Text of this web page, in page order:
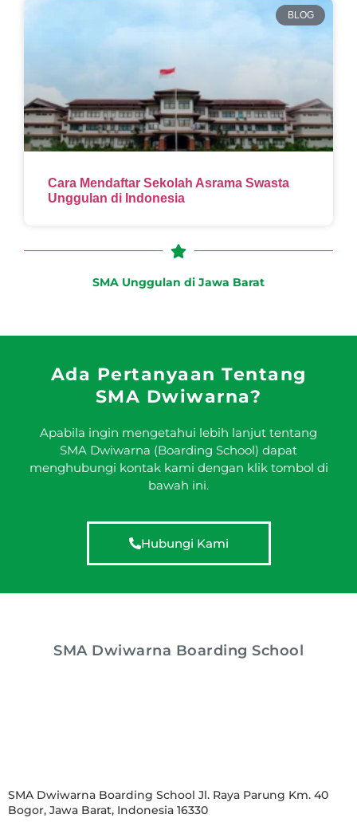
BLOG
Cara Mendaftar Sekolah Asrama Swasta
Unggulan di Indonesia
SMA Unggulan di Jawa Barat
Ada Pertanyaan Tentang
SMA Dwiwarna?
Apabila ingin mengetahui lebih lanjut tentang
SMA Dwiwarna (Boarding School) dapat
menghubungi kontak kami dengan klik tombol di
bawah ini.
Hubungi Kami
SMA Dwiwarna Boarding School
SMA Dwiwarna Boarding School Jl. Raya Parung Km. 40
Bogor, Jawa Barat, Indonesia 16330